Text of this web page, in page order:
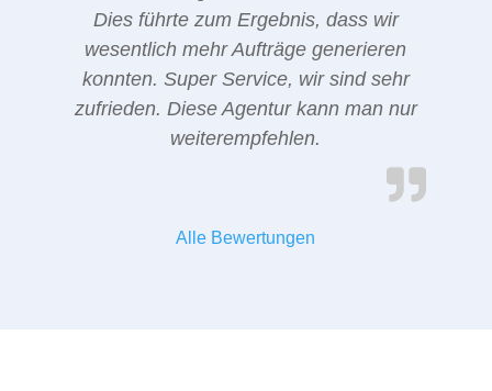
Dies führte zum Ergebnis, dass wir
wesentlich mehr Aufträge generieren
konnten. Super Service, wir sind sehr
zufrieden. Diese Agentur kann man nur
weiterempfehlen.
Alle Bewertungen